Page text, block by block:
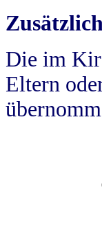
Die im
Eltern